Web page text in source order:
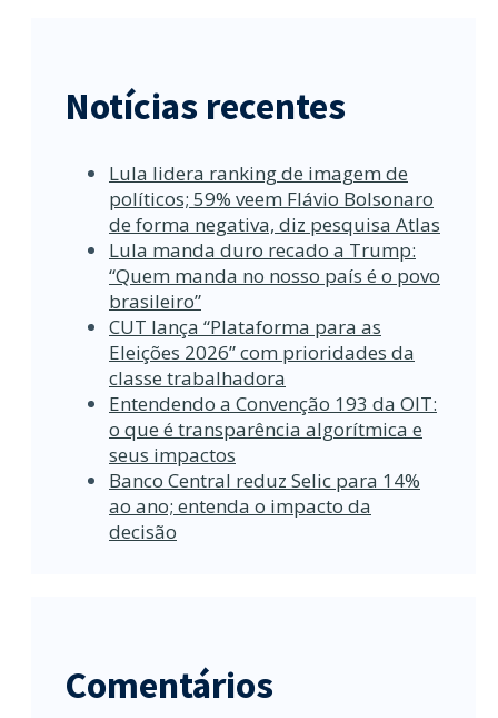
Notícias recentes
Lula lidera ranking de imagem de
políticos; 59% veem Flávio Bolsonaro
de forma negativa, diz pesquisa Atlas
Lula manda duro recado a Trump:
“Quem manda no nosso país é o povo
brasileiro”
CUT lança “Plataforma para as
Eleições 2026” com prioridades da
classe trabalhadora
Entendendo a Convenção 193 da OIT:
o que é transparência algorítmica e
seus impactos
Banco Central reduz Selic para 14%
ao ano; entenda o impacto da
decisão
Comentários